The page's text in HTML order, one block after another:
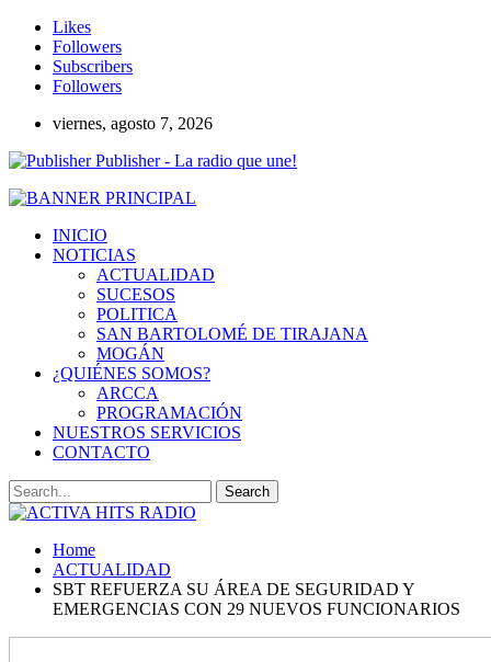
Likes
Followers
Subscribers
Followers
viernes, agosto 7, 2026
Publisher - La radio que une!
INICIO
NOTICIAS
ACTUALIDAD
SUCESOS
POLITICA
SAN BARTOLOMÉ DE TIRAJANA
MOGÁN
¿QUIÉNES SOMOS?
ARCCA
PROGRAMACIÓN
NUESTROS SERVICIOS
CONTACTO
Home
ACTUALIDAD
SBT REFUERZA SU ÁREA DE SEGURIDAD Y
EMERGENCIAS CON 29 NUEVOS FUNCIONARIOS